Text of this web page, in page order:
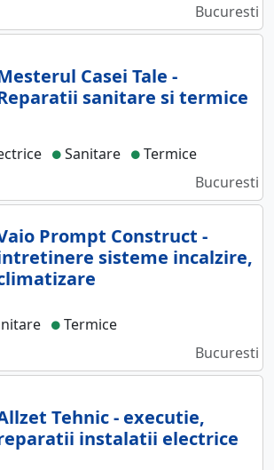
Bucuresti
Casei Tale -
sanitare si termice
Sanitare
Termice
Bucuresti
Prompt Construct -
sisteme incalzire,
Termice
Bucuresti
Tehnic - executie,
instalatii electrice